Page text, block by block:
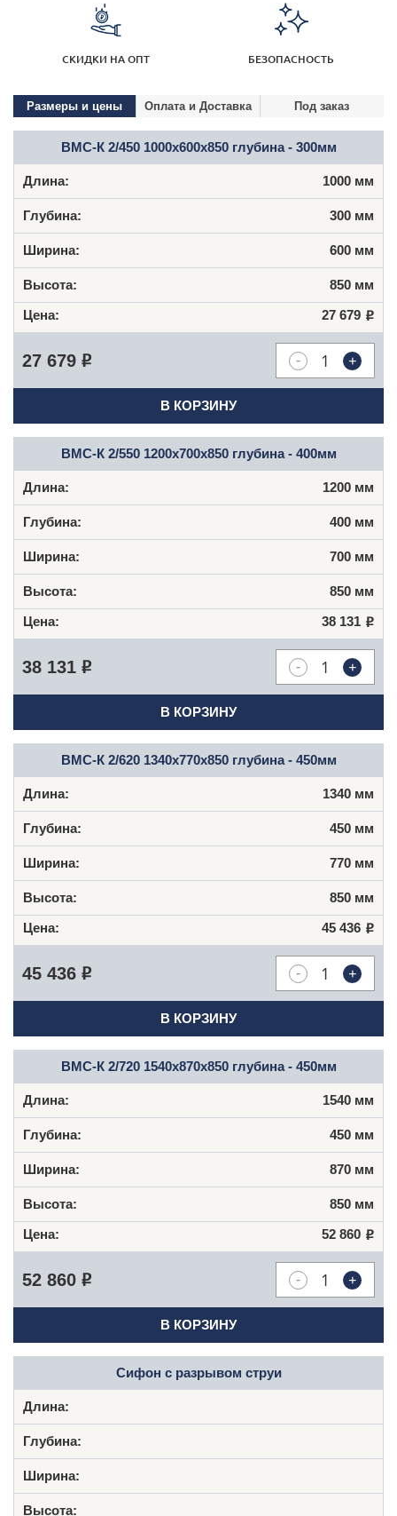
СКИДКИ НА ОПТ БЕЗОПАСНОСТЬ
Размеры и цены Оплата и Доставка Под заказ
ВМС-К 2/450 1000х600х850 глубина - 300мм
1000 мм
300 мм
600 мм
850 мм
27 679 Р
- +
27 679 Р
В КОРЗИНУ
ВМC-К 2/550 1200х700х850 глубина - 400мм
1200 мм
400 мм
700 мм
850 мм
38 131 Р
- +
38 131 Р
В КОРЗИНУ
ВМC-К 2/620 1340х770х850 глубина - 450мм
1340 мм
450 мм
770 мм
850 мм
45 436 Р
- +
45 436 Р
В КОРЗИНУ
ВМС-К 2/720 1540х870х850 глубина - 450мм
1540 мм
450 мм
870 мм
850 мм
52 860 Р
- +
52 860 Р
В КОРЗИНУ
Сифон с разрывом струи